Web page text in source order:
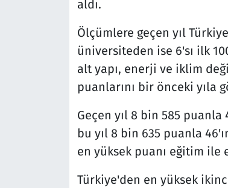
aldı.
Ölçümlere geçen yıl
üniversiteden ise 6'sı ilk
alt yapı, enerji ve iklim
puanlarını bir önceki yıla
Geçen yıl 8 bin 585
bu yıl 8 bin 635 puanla
en yüksek puanı eğitim ile
Türkiye'den en yüksek